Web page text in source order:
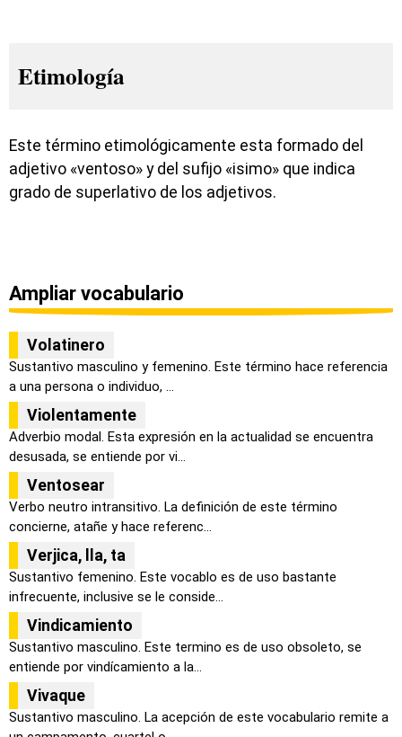
Etimología
Este término etimológicamente esta formado del
adjetivo «ventoso» y del sufijo «isimo» que indica
grado de superlativo de los adjetivos.
Ampliar vocabulario
Volatinero
Sustantivo masculino y femenino. Este término hace referencia
a una persona o individuo, ...
Violentamente
Adverbio modal. Esta expresión en la actualidad se encuentra
desusada, se entiende por vi...
Ventosear
Verbo neutro intransitivo. La definición de este término
concierne, atañe y hace referenc...
Verjica, lla, ta
Sustantivo femenino. Este vocablo es de uso bastante
infrecuente, inclusive se le conside...
Vindicamiento
Sustantivo masculino. Este termino es de uso obsoleto, se
entiende por vindícamiento a la...
Vivaque
Sustantivo masculino. La acepción de este vocabulario remite a